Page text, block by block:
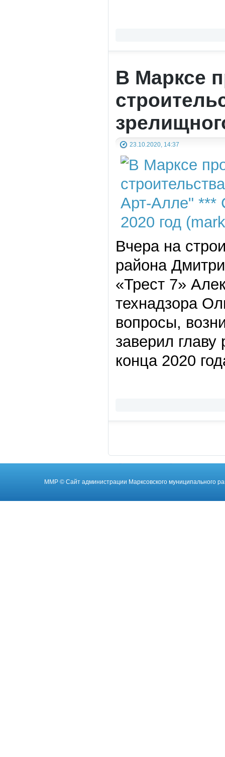
В Марксе
23.10.2020, 14:37
Вчера на
района
«Трест 7»
технадзора
вопросы,
заверил
конца 2020
ММР © Cайт администрации Марксовского муниципального